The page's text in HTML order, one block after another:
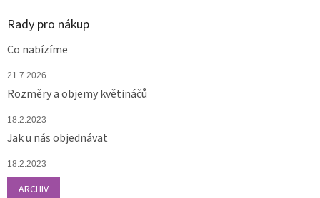
Rady pro nákup
Co nabízíme
21.7.2026
Rozměry a objemy květináčů
18.2.2023
Jak u nás objednávat
18.2.2023
ARCHIV